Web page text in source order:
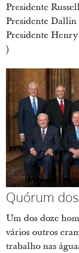
Presidente
Presidente
Presidente
)
Quórum
Um dos doze
vários outros
trabalho nas